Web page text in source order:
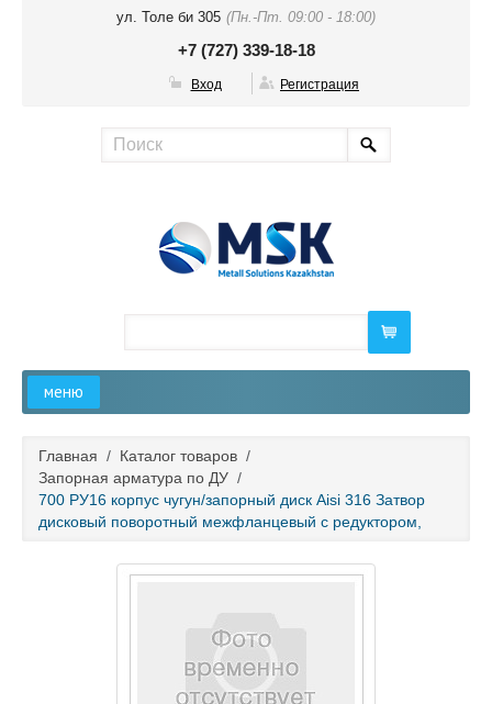
ул. Толе би 305 (Пн.-Пт. 09:00 - 18:00)
+7 (727) 339-18-18
Вход Регистрация
меню
О компании
Каталог товаров
Услуги и работы
Главная / Каталог товаров /
Запорная арматура по ДУ /
700 РУ16 корпус чугун/запорный диск Aisi 316 Затвор
дисковый поворотный межфланцевый с редуктором,